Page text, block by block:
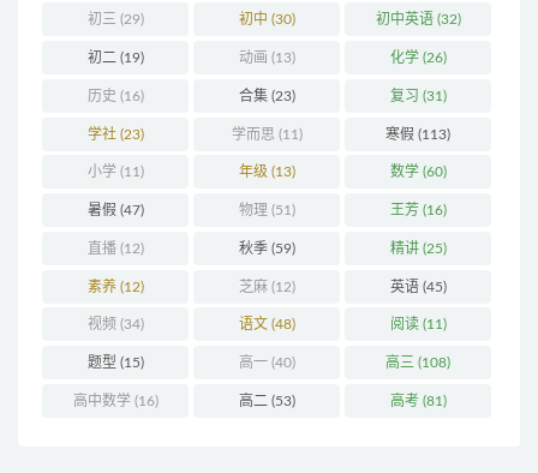
初三 (29) 初中 (30) 初中英语(32)
初二 (19) 动画 (13) 化学(26)
历史 (16) 合集(23) 复习 (31)
学社(23) 学而思 (11) 寒假 (113)
小学(11) 年级 (13) 数学(60)
暑假 (47) 物理 (51) 王芳(16)
直播(12) 秋季(59) 精讲(25)
素养(12) 芝麻(12) 英语(45)
视频 (34) 语文 (48) 阅读(11)
题型 (15) 高一(40) 高三 (108)
高中数学(16) 高二 (53) 高考(81)